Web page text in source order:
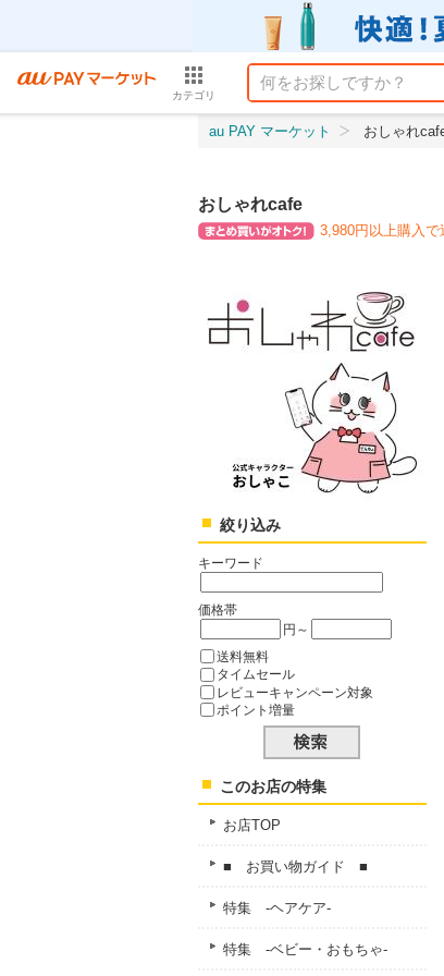
カテゴリ
au PAY マーケット おしゃれ
おしゃれcafe
3,980円以上購入で
絞り込み
キーワード
価格帯
円～
送料無料
タイムセール
レビューキャンペーン対象
ポイント増量
このお店の特集
お店TOP
■ お買い物ガイド ■
特集 -ヘアケア-
特集 -ベビー・おもちゃ-